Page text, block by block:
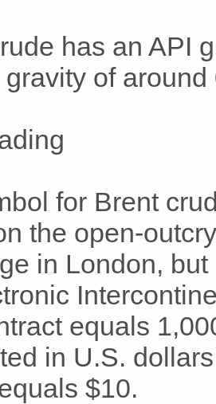
has an API
of around
for Brent
the open-
in London,
equals
in U.S.
$10.